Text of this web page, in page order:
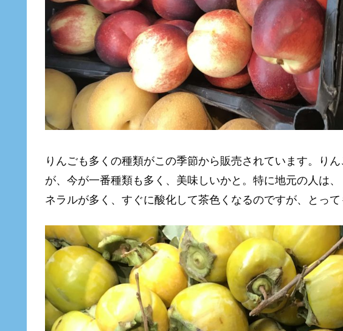
りんごも多くの種類がこの季節から販売されています。り
が、今が一番種類も多く、美味しいかと。特に地元の人は
ネラルが多く、すぐに酸化して茶色くなるのですが、とって